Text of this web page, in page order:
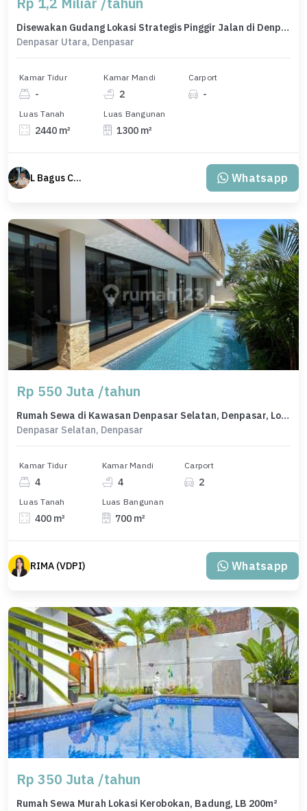
Disewakan Gudang Lokasi Strategis Pinggir Jalan di Denpasar Utara
Denpasar Utara, Denpasar
Kamar Tidur
-
Kamar Mandi
2
Carport
-
Luas Tanah
2440 m²
Luas Bangunan
1300 m²
L Bagus Cakra Baskara Whatsapp
Rp 550 Juta /tahun
Rumah Sewa di Kawasan Denpasar Selatan, Denpasar, Lokasi Strategis, Harga Menarik
Denpasar Selatan, Denpasar
Kamar Tidur
4
Kamar Mandi
4
Carport
2
Luas Tanah
400 m²
Luas Bangunan
700 m²
RIMA (VDPI) Whatsapp
Rp 350 Juta /tahun
Rumah Sewa Murah Lokasi Kerobokan, Badung, LB 200m²